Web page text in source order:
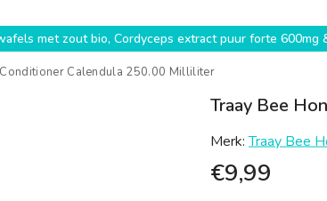
met zout bio, Cordyceps extract puur forte 600mg
Calendula 250.00 Milliliter
Traay Bee
Merk:Traay Bee
€9,99